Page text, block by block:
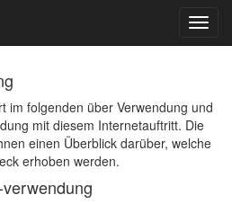
im folgenden über Verwendung und
mit diesem Internetauftritt. Die
einen Überblick darüber, welche
erhoben werden.